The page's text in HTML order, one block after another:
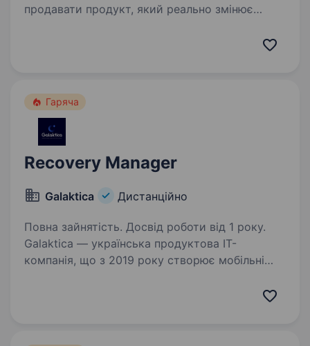
продавати продукт, який реально змінює
https://apply.workable.com/laba/j/138D1DA21F/a
Гаряча
Recovery Manager
Galaktica Дистанційно
Повна зайнятість. Досвід роботи від 1 року.
Galaktica — українська продуктова IT-
компанія, що з 2019 року створює мобільні